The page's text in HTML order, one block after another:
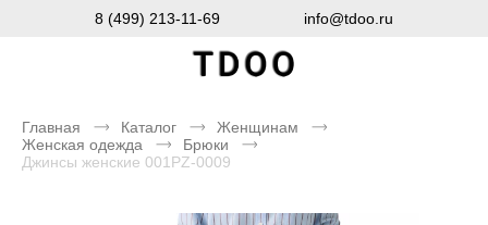
8 (499) 213-11-69 info@tdoo.ru
Главная Каталог
Женщинам
Женская одежда
Брюки
Джинсы женские 001PZ-0009